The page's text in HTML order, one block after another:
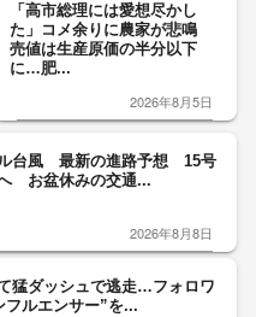
「高市総理には愛想尽かし
た」コメ余りに農家が悲鳴
売値は生産原価の半分以下
に…肥...
2026年8月5日
ル台風 最新の進路予想 15号
お盆休みの交通...
2026年8月8日
猛ダッシュで逃走…フォロワ
フルエンサー”を...